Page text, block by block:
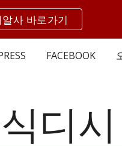
Skip to navigation
사 바로가기
FACEBOOK
디시